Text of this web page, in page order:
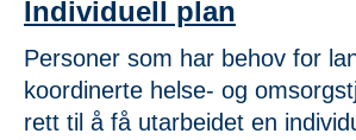
Individuell plan
Personer som har behov for
koordinerte helse- og
rett til å få utarbeidet en